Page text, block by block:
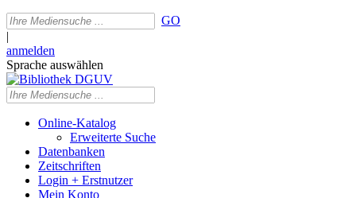
GO
|
anmelden
Sprache auswählen
Online-Katalog
Erweiterte Suche
Datenbanken
Zeitschriften
Login + Erstnutzer
Mein Konto